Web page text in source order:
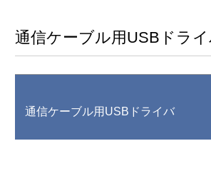
通信ケーブル用USBドラ
通信ケーブル用USBドライバ